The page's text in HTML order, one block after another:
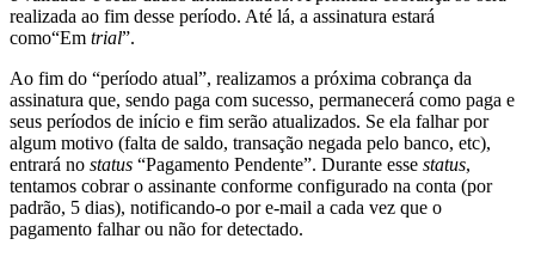
realizada ao fim desse período. Até lá, a assinatura estará
como“Em trial”.
Ao fim do “período atual”, realizamos a próxima cobrança da
assinatura que, sendo paga com sucesso, permanecerá como paga e
seus períodos de início e fim serão atualizados. Se ela falhar por
algum motivo (falta de saldo, transação negada pelo banco, etc),
entrará no status “Pagamento Pendente”. Durante esse status,
tentamos cobrar o assinante conforme configurado na conta (por
padrão, 5 dias), notificando-o por e-mail a cada vez que o
pagamento falhar ou não for detectado.